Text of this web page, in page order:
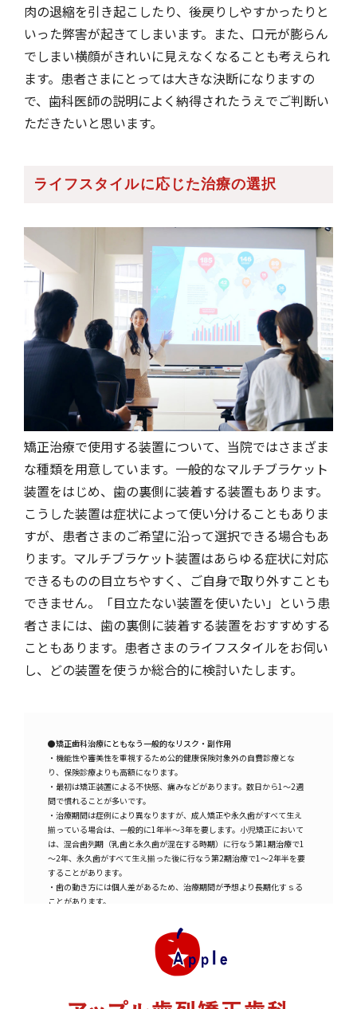
肉の退縮を引き起こしたり、後戻りしやすかったりと
いった弊害が起きてしまいます。また、口元が膨らん
でしまい横顔がきれいに見えなくなることも考えられ
ます。患者さまにとっては大きな決断になりますの
で、歯科医師の説明によく納得されたうえでご判断い
ただきたいと思います。
ライフスタイルに応じた治療の選択
矯正治療で使用する装置について、当院ではさまざま
な種類を用意しています。一般的なマルチブラケット
装置をはじめ、歯の裏側に装着する装置もあります。
こうした装置は症状によって使い分けることもありま
すが、患者さまのご希望に沿って選択できる場合もあ
ります。マルチブラケット装置はあらゆる症状に対応
できるものの目立ちやすく、ご自身で取り外すことも
できません。「目立たない装置を使いたい」という患
者さまには、歯の裏側に装着する装置をおすすめする
こともあります。患者さまのライフスタイルをお伺い
し、どの装置を使うか総合的に検討いたします。
●矯正歯科治療にともなう一般的なリスク・副作用
・機能性や審美性を重視するため公的健康保険対象外の自費診療とな
り、保険診療よりも高額になります。
・最初は矯正装置による不快感、痛みなどがあります。数日から1～2週
間で慣れることが多いです。
・治療期間は症例により異なりますが、成人矯正や永久歯がすべて生え
揃っている場合は、一般的に1年半～3年を要します。小児矯正において
は、混合歯列期（乳歯と永久歯が混在する時期）に行なう第1期治療で1
～2年、永久歯がすべて生え揃った後に行なう第2期治療で1～2年半を要
することがあります。
・歯の動き方には個人差があるため、治療期間が予想より長期化すｓる
ことがあります。
のご協力がたいへん重要であり、それらが治療結果や治療期間に影響し
・治療中は、装置がついているため歯が磨きにくくなります。虫歯や歯
周病のリスクが高まるので、丁寧な歯磨きや定期メンテナンスの受診が
こともあります。